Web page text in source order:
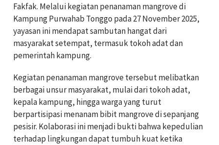
Fakfak. Melalui kegiatan penanaman mangrove di
Kampung Purwahab Tonggo pada 27 November 2025,
yayasan ini mendapat sambutan hangat dari
masyarakat setempat, termasuk tokoh adat dan
pemerintah kampung.
Kegiatan penanaman mangrove tersebut melibatkan
berbagai unsur masyarakat, mulai dari tokoh adat,
kepala kampung, hingga warga yang turut
berpartisipasi menanam bibit mangrove di sepanjang
pesisir. Kolaborasi ini menjadi bukti bahwa kepedulian
terhadap lingkungan dapat tumbuh kuat ketika